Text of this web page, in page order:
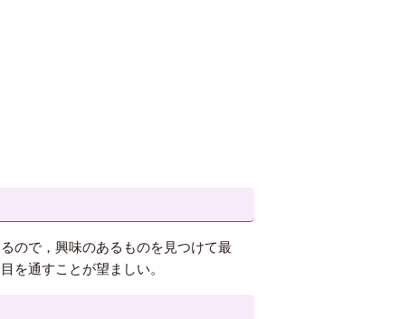
ので，興味のあるものを見つけて最
を通すことが望ましい。